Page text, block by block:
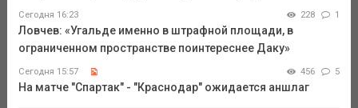
Сегодня 16:23 228 1
Ловчев: «Угальде именно в штрафной площади, в
ограниченном пространстве поинтереснее Даку»
Сегодня 15:57 456 5
На матче "Спартак" - "Краснодар" ожидается аншлаг